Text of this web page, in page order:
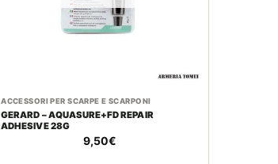
ACCESSORI PER SCARPE E SCARPONI
GERARD – AQUASURE+FD REPAIR
ADHESIVE 28G
9,50€